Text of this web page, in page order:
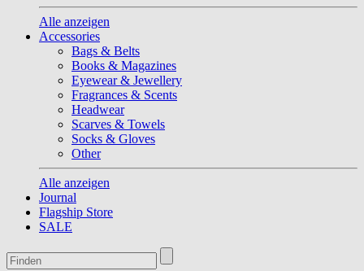
Alle anzeigen
Accessories
Bags & Belts
Books & Magazines
Eyewear & Jewellery
Fragrances & Scents
Headwear
Scarves & Towels
Socks & Gloves
Other
Alle anzeigen
Journal
Flagship Store
SALE